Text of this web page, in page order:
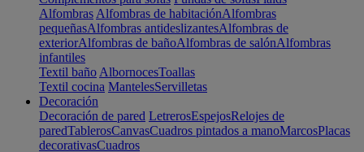
Alfombras Alfombras de habitaciónAlfombras
pequeñasAlfombras antideslizantesAlfombras de
exteriorAlfombras de bañoAlfombras de salónAlfombras
infantiles
Textil baño AlbornocesToallas
Textil cocina MantelesServilletas
Decoración
Decoración de pared LetrerosEspejosRelojes de
paredTablerosCanvasCuadros pintados a manoMarcosPlacas
decorativasCuadros